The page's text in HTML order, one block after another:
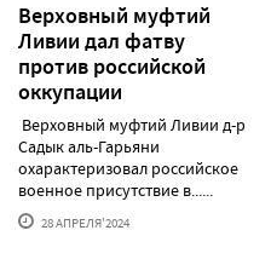
Верховный муфтий
Ливии дал фатву
против российской
оккупации
Верховный муфтий Ливии д-р
Садык аль-Гарьяни
охарактеризовал российское
военное присутствие в......
28 АПРЕЛЯ'2024